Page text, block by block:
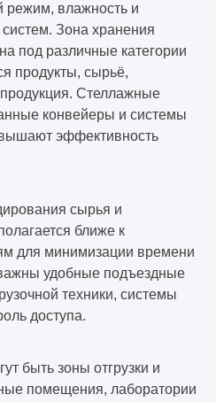
режим, влажность и
Зона хранения
под различные категории
продукты, сырьё,
Стеллажные
конвейеры и системы
эффективность
сырья и
ближе к
для минимизации времени
удобные подъездные
техники, системы
доступа.
быть зоны отгрузки и
помещения, лаборатории